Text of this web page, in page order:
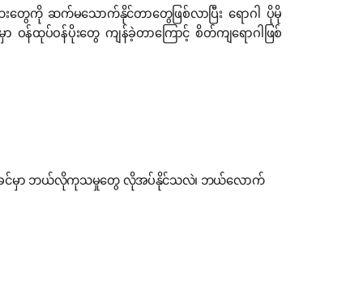
ကို ဆက်မသောက်နိုင်တာတွေဖြစ်လာပြီး ရောဂါ ပိုမို
ထုပ်ဝန်ပိုးတွေ ကျန်ခဲ့တာကြောင့် စိတ်ကျရောဂါဖြစ်
ခင်မှာ ဘယ်လိုကုသမှုတွေ လိုအပ်နိုင်သလဲ၊ ဘယ်လောက်